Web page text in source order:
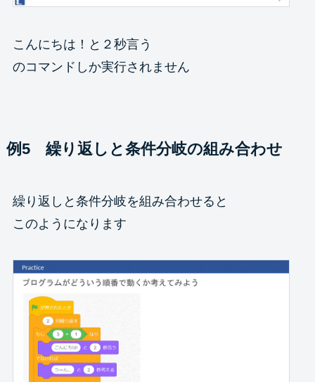
こんにちは！と２秒言う
のコマンドしか実行されません
例5 繰り返しと条件分岐の組み合わせ
繰り返しと条件分岐を組み合わせると
このようになります